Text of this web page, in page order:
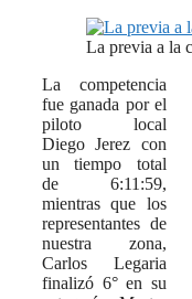
La previa a la
La competencia
fue ganada por el
piloto local
Diego Jerez con
un tiempo total
de 6:11:59,
mientras que los
representantes de
nuestra zona,
Carlos Legaria
finalizó 6° en su